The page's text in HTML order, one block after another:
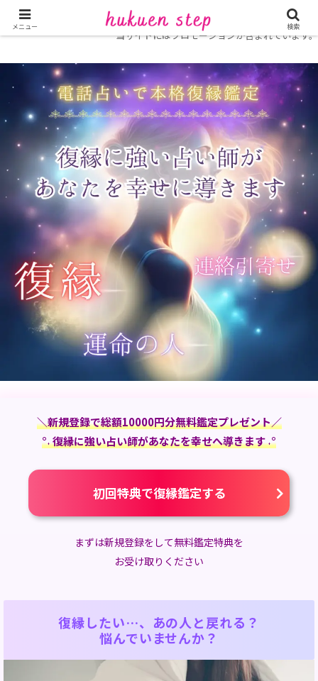
ホーム
おすすめ占い特集
当サイトにはプロモーションが含まれています。
＼新規登録で総額10000円分無料鑑定プレゼント／
°˖ 復縁に強い占い師があなたを幸せへ導きます ˖°
初回特典で復縁鑑定する
まずは新規登録をして無料鑑定特典を
お受け取りください
復縁したい…、あの人と戻れる？
悩んでいませんか？
メニュー 検索